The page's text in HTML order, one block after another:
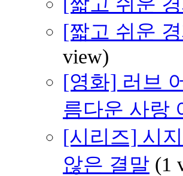
[짧고 쉬운
view)
[영화] 러브
름다운 사랑
[시리즈] 시
않은 결말 (1